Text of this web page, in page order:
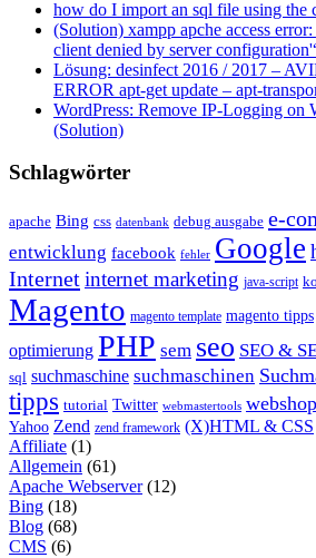
how do I import an sql file using the
(Solution) xampp apche access
client denied by server
Lösung: desinfect 2016 / 2017 –
ERROR apt-get update – apt-
WordPress: Remove IP-Logging on
(Solution)
Schlagwörter
apache Bing css datenbank debug ausgabe e-
entwicklung facebook fehler Google
Internetinternet marketing java-script
Magento magento template magento tipps
optimierung PHP sem seo SEO &
sql suchmaschine suchmaschinen
tipps tutorial Twitter webmastertools webshop
Yahoo Zend zend framework (X)HTML & CSS
Affiliate (1)
Allgemein (61)
Apache Webserver(12)
Bing (18)
Blog (68)
CMS (6)